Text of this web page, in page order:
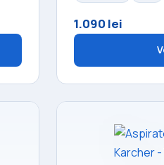
1.090 lei